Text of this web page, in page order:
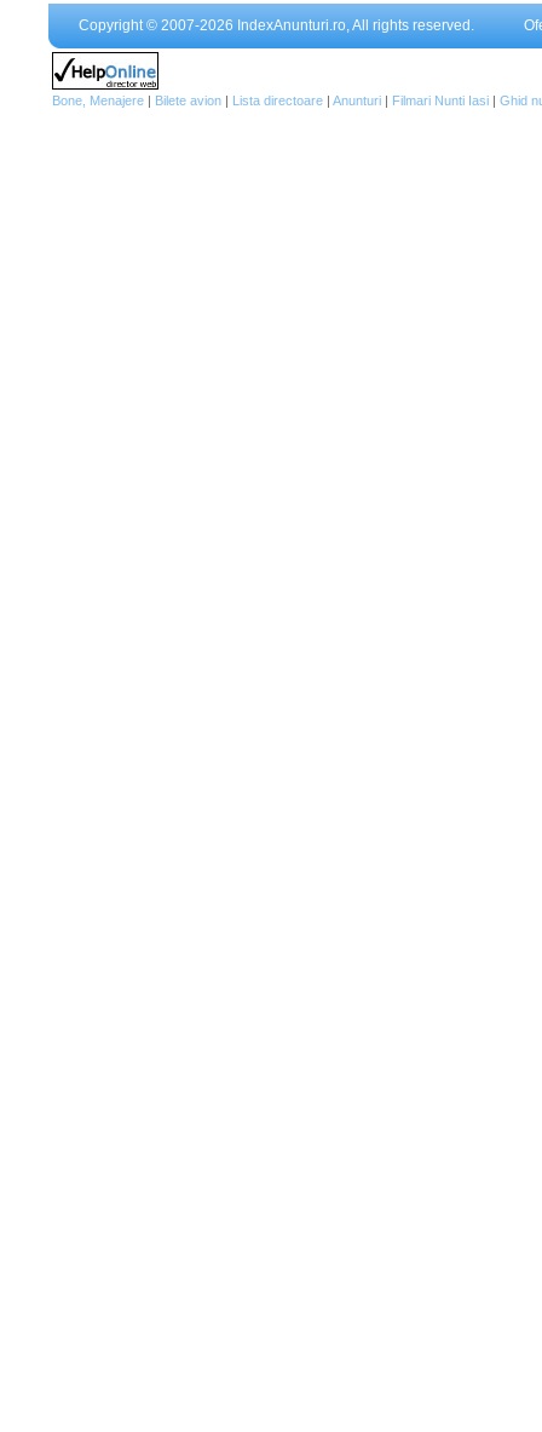
Copyright © 2007-2026 IndexAnunturi.ro, All rights reserved.
Bone, Menajere | Bilete avion | Lista directoare | Anunturi | Filmari Nunti Iasi | Ghid